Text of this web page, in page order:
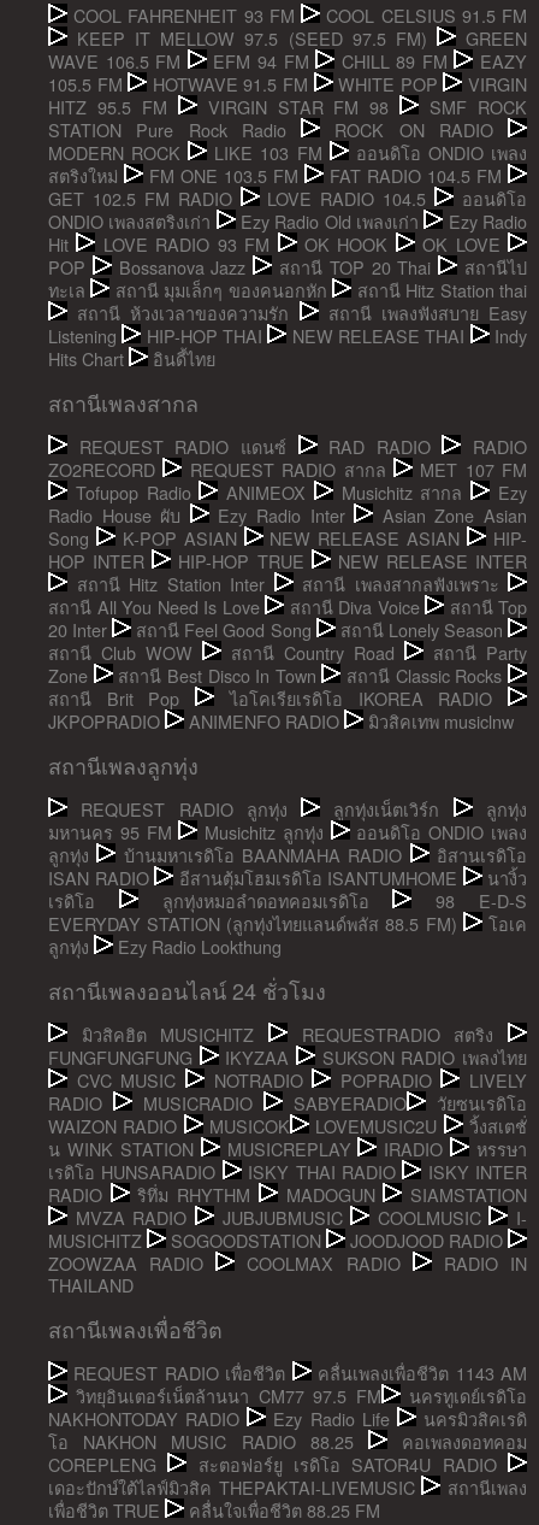
COOL FAHRENHEIT 93 FM
COOL CELSIUS 91.5 FM
KEEP IT MELLOW 97.5 (SEED 97.5 FM)
GREEN
WAVE 106.5 FM
EFM 94 FM CHILL 89 FM
EAZY
105.5 FM
HOTWAVE 91.5 FM WHITE POP
VIRGIN
HITZ 95.5 FM
VIRGIN STAR FM 98
SMF ROCK
STATION Pure Rock Radio
ROCK ON RADIO
MODERN ROCK
LIKE 103 FM
ออนดิโอ ONDIO เพลง
สตริงใหม่
FM ONE 103.5 FM
FAT RADIO 104.5 FM
GET 102.5 FM RADIO
LOVE RADIO 104.5
ออนดิโอ
ONDIO เพลงสตริงเก่า
Ezy Radio Old เพลงเก่า
Ezy Radio
Hit
LOVE RADIO 93 FM OK HOOK
OK LOVE
POP
Bossanova Jazz สถานี TOP 20 Thai
สถานีไป
ทะเล
สถานี มุมเล็กๆ ของคนอกหัก
สถานี Hitz Station thai
สถานี ห้วงเวลาของความรัก
สถานี เพลงฟังสบาย Easy
Listening
HIP-HOP THAI NEW RELEASE THAI
Indy
Hits Chart
อินดี้ไทย
สถานีเพลงสากล
REQUEST RADIO แดนซ์ RAD RADIO
RADIO
ZO2RECORD
REQUEST RADIO สากล
MET 107 FM
Tofupop Radio
ANIMEOX Musichitz สากล
Ezy
Radio House ผับ
Ezy Radio Inter
Asian Zone Asian
Song
K-POP ASIAN NEW RELEASE ASIAN
HIP-
HOP INTER
HIP-HOP TRUE
NEW RELEASE INTER
สถานี Hitz Station Inter
สถานี เพลงสากลฟังเพราะ
สถานี All You Need Is Love
สถานี Diva Voice
สถานี Top
20 Inter
สถานี Feel Good Song
สถานี Lonely Season
สถานี Club WOW
สถานี Country Road
สถานี Party
Zone
สถานี Best Disco In Town
สถานี Classic Rocks
สถานี Brit Pop
ไอโคเรียเรดิโอ IKOREA RADIO
JKPOPRADIO
ANIMENFO RADIO มิวสิคเทพ musiclnw
สถานีเพลงลูกทุ่ง
REQUEST RADIO ลูกทุ่ง ลูกทุ่งเน็ตเวิร์ก
ลูกทุ่ง
มหานคร 95 FM
Musichitz ลูกทุ่ง
ออนดิโอ ONDIO เพลง
ลูกทุ่ง
บ้านมหาเรดิโอ BAANMAHA RADIO
อิสานเรดิโอ
ISAN RADIO
อีสานตุ้มโฮมเรดิโอ ISANTUMHOME
นางิ้ว
เรดิโอ
ลูกทุ่งหมอลำดอทคอมเรดิโอ
98 E-D-S
EVERYDAY STATION (ลูกทุ่งไทยแลนด์พลัส 88.5 FM)
โอเค
ลูกทุ่ง
Ezy Radio Lookthung
สถานีเพลงออนไลน์ 24 ชั่วโมง
มิวสิคฮิต MUSICHITZ
REQUESTRADIO สตริง
FUNGFUNGFUNG
IKYZAA
SUKSON RADIO เพลงไทย
CVC MUSIC
NOTRADIO POPRADIO
LIVELY
RADIO
MUSICRADIO SABYERADIO
วัยซนเรดิโอ
WAIZON RADIO
MUSICOK LOVEMUSIC2U
วิ้งสเตชั่
น WINK STATION
MUSICREPLAY IRADIO
หรรษา
เรดิโอ HUNSARADIO
ISKY THAI RADIO
ISKY INTER
RADIO
ริทึ่ม RHYTHM MADOGUN
SIAMSTATION
MVZA RADIO
JUBJUBMUSIC COOLMUSIC
I-
MUSICHITZ
SOGOODSTATION
JOODJOOD RADIO
ZOOWZAA RADIO
COOLMAX RADIO
RADIO IN
THAILAND
สถานีเพลงเพื่อชีวิต
REQUEST RADIO เพื่อชีวิต
คลื่นเพลงเพื่อชีวิต 1143 AM
วิทยุอินเตอร์เน็ตล้านนา CM77 97.5 FM
นครทูเดย์เรดิโอ
NAKHONTODAY RADIO
Ezy Radio Life
นครมิวสิคเรดิ
โอ NAKHON MUSIC RADIO 88.25
คอเพลงดอทคอม
COREPLENG
สะตอฟอร์ยู เรดิโอ SATOR4U RADIO
เดอะปักษ์ใต้ไลฟ์มิวสิค THEPAKTAI-LIVEMUSIC
สถานีเพลง
เพื่อชีวิต TRUE
คลื่นใจเพื่อชีวิต 88.25 FM